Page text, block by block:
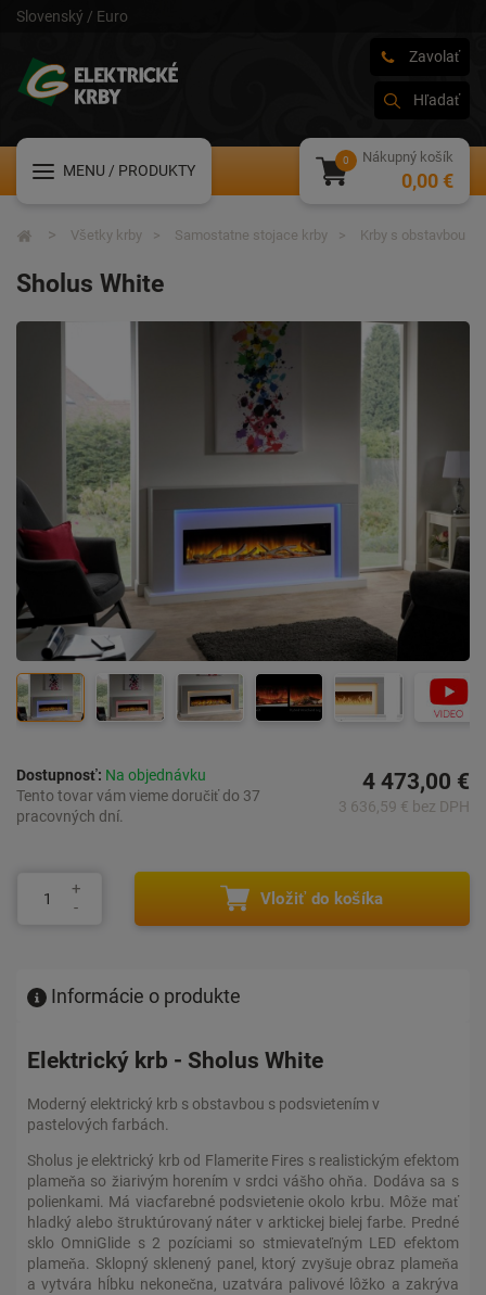
Slovenský / Euro
Zavolať
Hľadať
MENU / PRODUKTY
Nákupný košík
0,00 €
Sholus White
Dostupnosť: Na objednávku
Tento tovar vám vieme doručiť do 37
pracovných dní.
4 473,00 €
3 636,59 € bez DPH
Vložiť do košíka
Informácie o produkte
Elektrický krb - Sholus White
Moderný elektrický krb s obstavbou s podsvietením v
pastelových farbách.
Sholus je elektrický krb od Flamerite Fires s realistickým efektom
plameňa so žiarivým horením v srdci vášho ohňa. Dodáva sa s
polienkami. Má viacfarebné podsvietenie okolo krbu. Môže mať
hladký alebo štruktúrovaný náter v arktickej bielej farbe. Predné
sklo OmniGlide s 2 pozíciami so stmievateľným LED efektom
plameňa. Sklopný sklenený panel, ktorý zvyšuje obraz plameňa
a vytvára hĺbku nekonečna, uzatvára palivové lôžko a zakrýva
Všetky krby Samostatne stojace krby Krby s obstavbou